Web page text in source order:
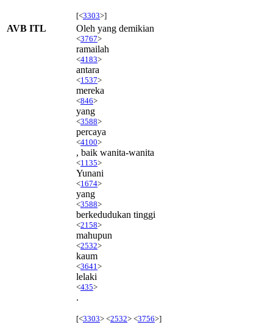
[<3303>]
AVB ITL Oleh yang demikian
<3767>
ramailah
<4183>
antara
<1537>
mereka
<846>
yang
<3588>
percaya
<4100>
, baik wanita-wanita
<1135>
Yunani
<1674>
yang
<3588>
berkedudukan tinggi
<2158>
mahupun
<2532>
kaum
<3641 >
lelaki
<435>
.
[<3303> <2532> <3756>]